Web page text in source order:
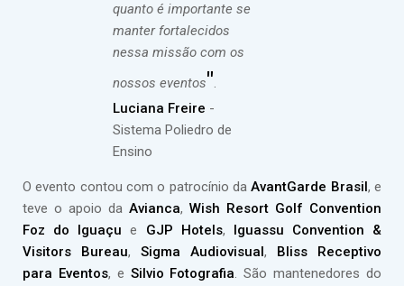
quanto é importante se
manter fortalecidos
nessa missão com os
nossos eventos".
Luciana Freire -
Sistema Poliedro de
Ensino
O evento contou com o patrocínio daAvantGarde Brasil, e
teve o apoio da Avianca, Wish Resort Golf Convention
Foz do Iguaçu e GJP Hotels, Iguassu Convention &
Visitors Bureau, Sigma Audiovisual, Bliss Receptivo
para Eventos, e Silvio Fotografia. São mantenedores do